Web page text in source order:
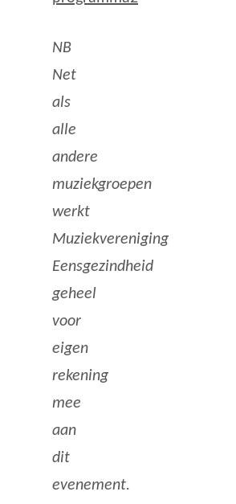
NB
Net
als
alle
andere
muziekgroepen
werkt
Muziekvereniging
Eensgezindheid
geheel
voor
eigen
rekening
mee
aan
dit
evenement.